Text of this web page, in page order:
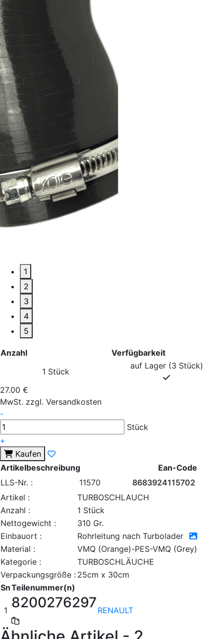
1
2
3
4
5
Anzahl
Verfügbarkeit
1 Stück
auf Lager (3 Stück)
27.00 €
MwSt. zzgl. Versandkosten
-
Stück
+
Kaufen
Artikelbeschreibung
Ean-Code
LLS-Nr. :
11570
8683924115702
Artikel :
TURBOSCHLAUCH
Anzahl :
1 Stück
Nettogewicht :
310 Gr.
Einbauort :
Rohrleitung nach Turbolader
Material :
VMQ (Orange)-PES-VMQ (Grey)
Kategorie :
TURBOSCHLÄUCHE
Verpackungsgröße : 25cm x 30cm
SnTeilenummer(n)
1 8200276297 RENAULT